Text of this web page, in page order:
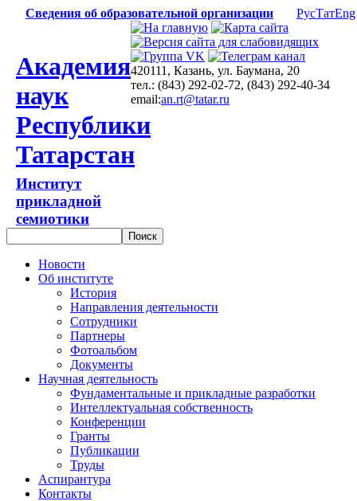
Сведения об образовательной организации РусТатEng
Академия
наук
Республики
Татарстан
Институт
прикладной
семиотики
420111, Казань, ул. Баумана, 20
тел.: (843) 292-02-72, (843) 292-40-34
email:an.rt@tatar.ru
Новости
Об институте
История
Направления деятельности
Сотрудники
Партнеры
Фотоальбом
Документы
Научная деятельность
Фундаментальные и прикладные разработки
Интеллектуальная собственность
Конференции
Гранты
Публикации
Труды
Аспирантура
Контакты